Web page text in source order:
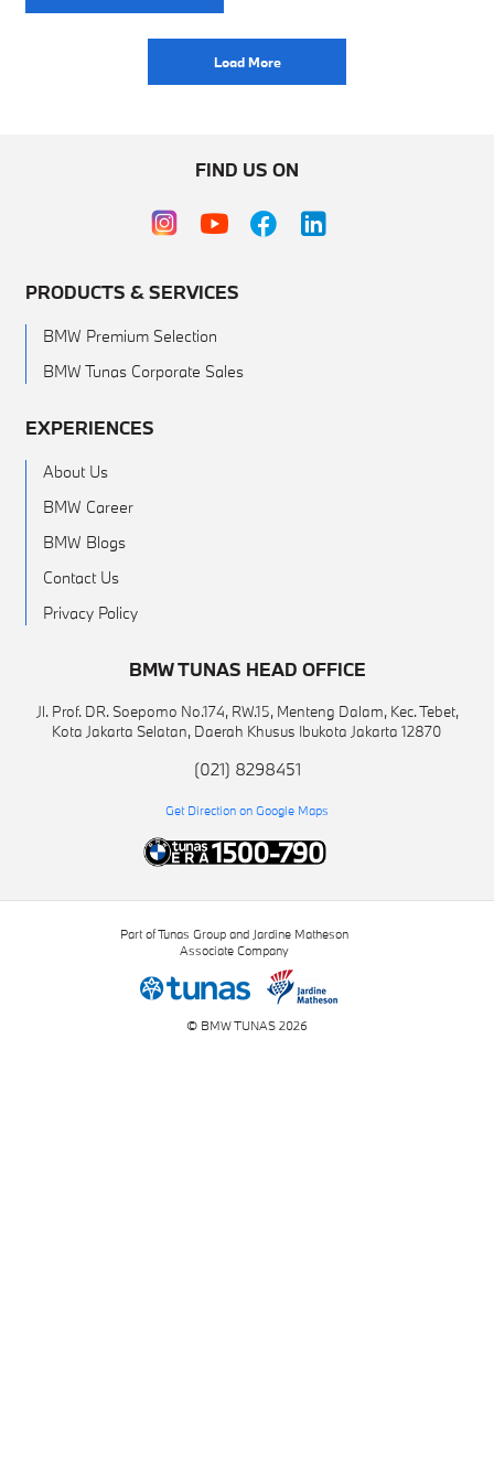
Load More
FIND US ON
PRODUCTS & SERVICES
BMW Premium Selection
BMW Tunas Corporate Sales
EXPERIENCES
About Us
BMW Career
BMW Blogs
Contact Us
Privacy Policy
BMW TUNAS HEAD OFFICE
Jl. Prof. DR. Soepomo No.174, RW.15, Menteng Dalam, Kec. Tebet,
Kota Jakarta Selatan, Daerah Khusus Ibukota Jakarta 12870
(021) 8298451
Get Direction on Google Maps
© BMW TUNAS 2026
Part of Tunas Group and Jardine Matheson
Associate Company